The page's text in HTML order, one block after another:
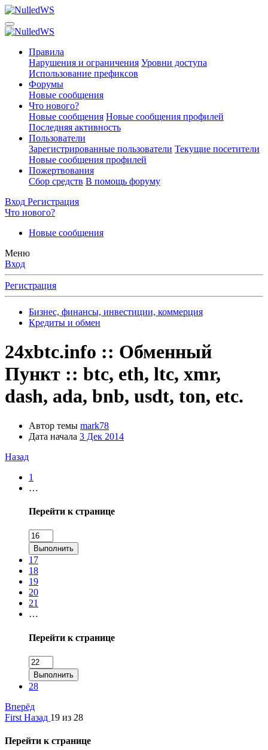
Правила
Нарушения и ограничения Уровни доступа
Использование префиксов
Форумы
Новые сообщения
Что нового?
Новые сообщения Новые сообщения профилей
Последняя активность
Пользователи
Зарегистрированные пользователи Текущие посетители
Новые сообщения профилей
Пожертвования
Сбор средств В помощь форуму
Вход Регистрация
Что нового?
Новые сообщения
Меню
Вход
Регистрация
Бизнес, финансы, инвестиции, коммерция
Кредиты и обмен
24xbtc.info :: Обменный
Пункт :: btc, eth, ltc, xmr,
dash, ada, bnb, usdt, ton, etc.
Автор темы mark78
Дата начала 3 Дек 2014
Назад
1
…
Перейти к странице
Выполнить
17
18
19
20
21
…
Перейти к странице
Выполнить
28
Вперёд
First Назад 19 из 28
Перейти к странице